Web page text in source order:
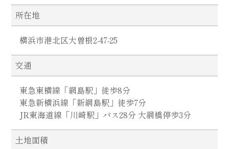
所在地
横浜市港北区大曽根2-47-25
交通
東急東横線「網島駅」徒歩8分
東急新横浜線「新網島駅」徒歩7分
JR東海道線「川崎駅」バス28分 大網橋停歩3分
土地面積